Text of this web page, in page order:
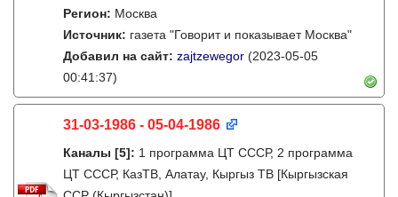
Регион: Москва
Источник: газета "Говорит и показывает Москва"
Добавил на сайт: zajtzewegor (2023-05-05
00:41:37)
31-03-1986 - 05-04-1986
Каналы [5]: 1 программа ЦТ СССР, 2 программа
ЦТ СССР, КазТВ, Алатау, Кыргыз ТВ [Кыргызская